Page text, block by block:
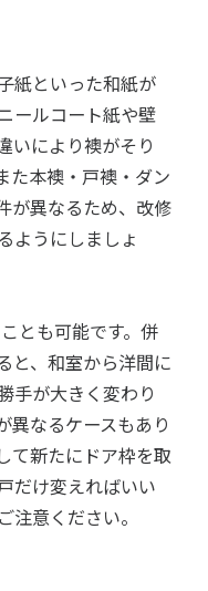
紙といった和紙が
ールコート紙や壁
いにより襖がそり
た本襖・戸襖・ダン
が異なるため、改修
ようにしましょ
とも可能です。併
と、和室から洋間に
手が大きく変わり
異なるケースもあり
て新たにドア枠を取
だけ変えればいい
注意ください。